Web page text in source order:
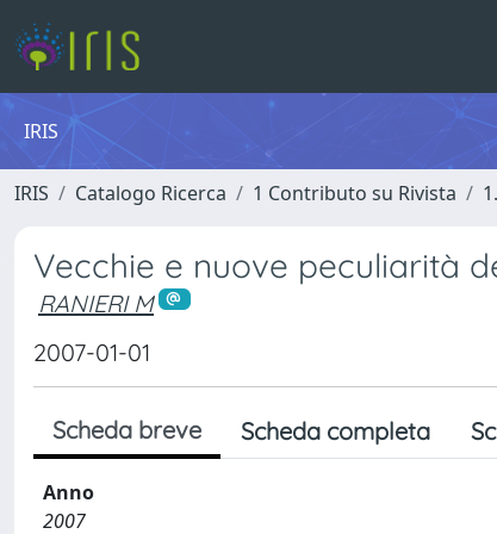
IRIS
IRIS Catalogo Ricerca 1 Contributo su Rivista
Vecchie e nuove peculiarità
RANIERI M
2007-01-01
Scheda breve Scheda completa
Anno
2007